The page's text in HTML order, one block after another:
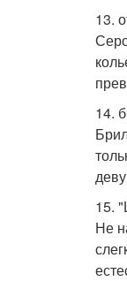
13.
14.
15.
Не